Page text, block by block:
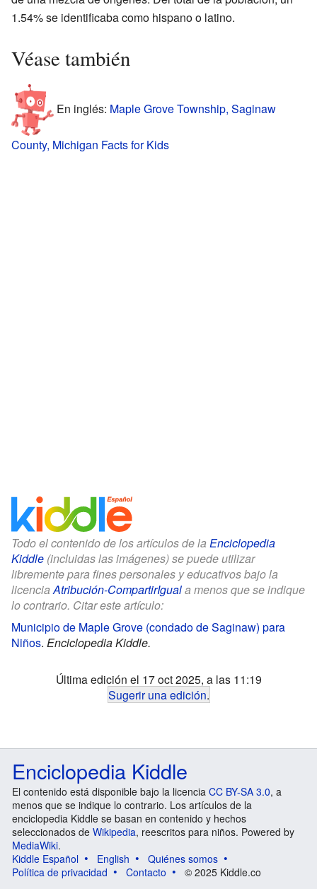
1.54% se identificaba como hispano o latino.
Véase también
En inglés: Maple Grove Township, Saginaw
County, Michigan Facts for Kids
Todo el contenido de los artículos de la Enciclopedia
Kiddle (incluidas las imágenes) se puede utilizar
libremente para fines personales y educativos bajo la
licenciaAtribución-CompartirIguala menos que se indique
lo contrario. Citar este artículo:
Municipio de Maple Grove (condado de Saginaw) para
Niños. Enciclopedia Kiddle.
Última edición el 17 oct 2025, a las 11:19
Sugerir una edición.
Enciclopedia Kiddle
El contenido está disponible bajo la licencia CC BY-SA 3.0, a
menos que se indique lo contrario. Los artículos de la
enciclopedia Kiddle se basan en contenido y hechos
seleccionados de Wikipedia, reescritos para niños. Powered by
MediaWiki.
Kiddle Español
English
Quiénes somos
Política de privacidad
Contacto © 2025 Kiddle.co